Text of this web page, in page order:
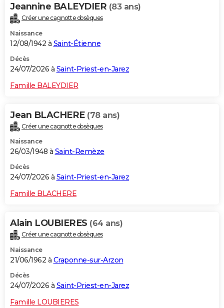
Jeannine BALEYDIER (83 ans)
Créer une cagnotte obsèques
Naissance
12/08/1942 à Saint-Étienne
Décès
24/07/2026 à Saint-Priest-en-Jarez
Famille BALEYDIER
Jean BLACHERE (78 ans)
Créer une cagnotte obsèques
Naissance
26/03/1948 à Saint-Remèze
Décès
24/07/2026 à Saint-Priest-en-Jarez
Famille BLACHERE
Alain LOUBIERES (64 ans)
Créer une cagnotte obsèques
Naissance
21/06/1962 à Craponne-sur-Arzon
Décès
24/07/2026 à Saint-Priest-en-Jarez
Famille LOUBIERES